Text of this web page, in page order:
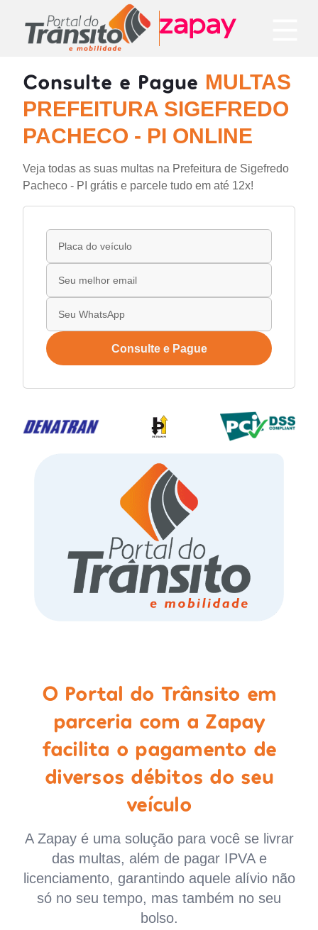
Consulte e Pague MULTAS
PREFEITURA SIGEFREDO
PACHECO - PI ONLINE
Veja todas as suas multas na Prefeitura de Sigefredo
Pacheco - PI grátis e parcele tudo em até 12x!
Consulte e Pague
O Portal do Trânsito em
parceria com a Zapay
facilita o pagamento de
diversos débitos do seu
veículo
A Zapay é uma solução para você se livrar
das multas, além de pagar IPVA e
licenciamento, garantindo aquele alívio não
só no seu tempo, mas também no seu
bolso.